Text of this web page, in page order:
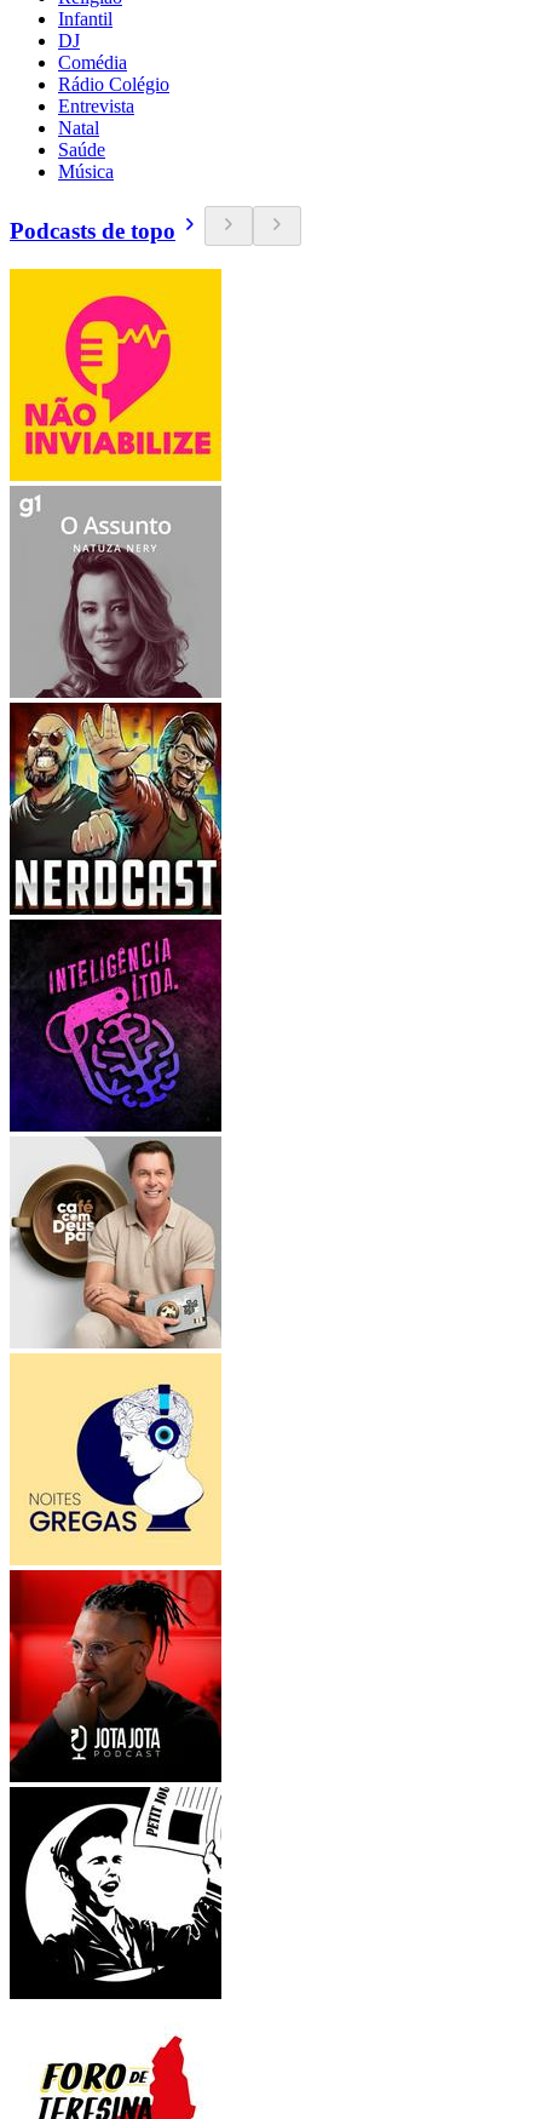
Infantil
DJ
Comédia
Rádio Colégio
Entrevista
Natal
Saúde
Música
Podcasts de topo